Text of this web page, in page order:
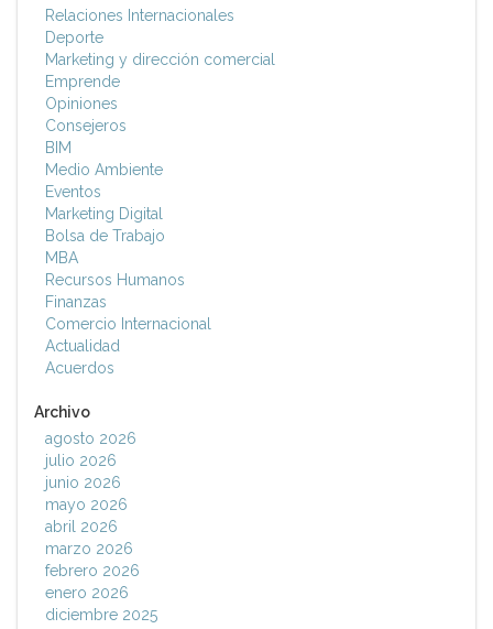
Relaciones Internacionales
Deporte
Marketing y dirección comercial
Emprende
Opiniones
Consejeros
BIM
Medio Ambiente
Eventos
Marketing Digital
Bolsa de Trabajo
MBA
Recursos Humanos
Finanzas
Comercio Internacional
Actualidad
Acuerdos
Archivo
agosto 2026
julio 2026
junio 2026
mayo 2026
abril 2026
marzo 2026
febrero 2026
enero 2026
diciembre 2025